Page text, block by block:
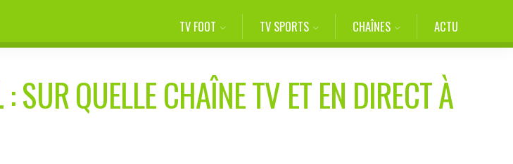
TV FOOT TV SPORTS CHAÎNES ACTU
: SUR QUELLE CHAÎNE TV ET EN DIRECT À